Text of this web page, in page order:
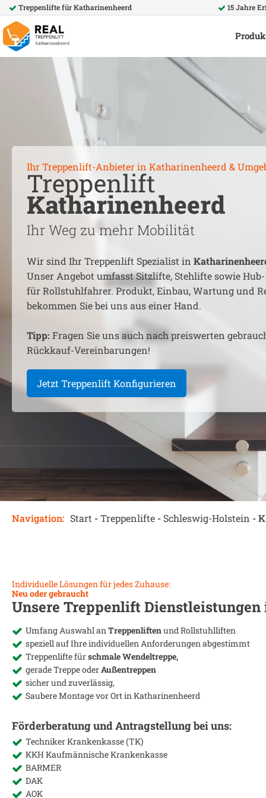
Treppenlifte fürKatharinenheerd 15 Jahre
Ihr Treppenlift-Anbieter in Katharinenheerd &
Treppenlift
Katharinenheerd
Ihr Weg zu mehr Mobilität
Wir sind Ihr Treppenlift Spezialist in
Unser Angebot umfasst Sitzlifte, Stehlifte sowie
für Rollstuhlfahrer. Produkt, Einbau, Wartung und
bekommen Sie bei uns aus einer Hand.
Tipp: Fragen Sie uns auch nach preiswerten
Rückkauf-Vereinbarungen!
Jetzt Treppenlift Konfigurieren
Navigation: Start -Treppenlifte - Schleswig-Holstein -
Individuelle Lösungen für jedes Zuhause:
Neu oder gebraucht
Unsere Treppenlift
Umfang Auswahl an Treppenliftenund Rollstuhlliften
speziell auf Ihre individuellen Anforderungen abgestimmt
Treppenlifte fürschmale Wendeltreppe,
gerade Treppe oderAußentreppen
sicher und zuverlässig,
Saubere Montage vor Ort in Katharinenheerd
Förderberatung und Antragstellung bei uns:
Techniker Krankenkasse (TK)
KKH Kaufmännische Krankenkasse
BARMER
DAK
AOK